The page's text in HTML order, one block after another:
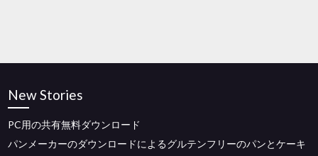
New Stories
PC用の共有無料ダウンロード
パンメーカーのダウンロードによるグルテンフリーのパンとケーキ